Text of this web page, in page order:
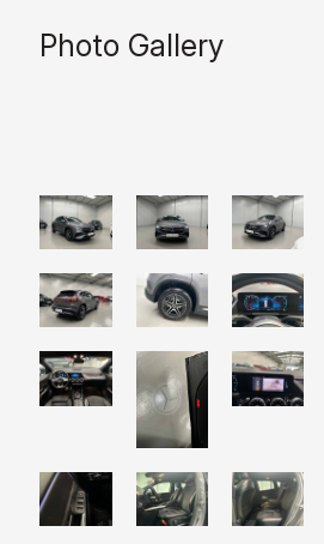
Photo Gallery